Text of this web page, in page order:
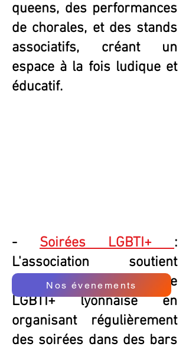
queens, des performances
de chorales, et des stands
associatifs, créant un
espace à la fois ludique et
éducatif.
- Soirées LGBTI+ :
L'association soutient
activement la vie nocturne
LGBTI+ lyonnaise en
organisant régulièrement
des soirées dans des bars
Nos évenements